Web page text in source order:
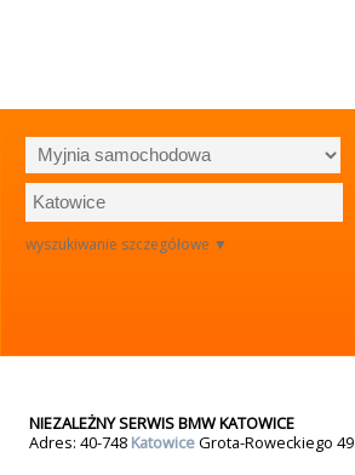
wyszukiwanie szczegółowe ▼
NIEZALEŻNY SERWIS BMW KATOWICE
Adres: 40-748 KatowiceGrota-Roweckiego 49